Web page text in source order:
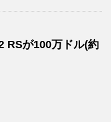
RSが100万ドル(約